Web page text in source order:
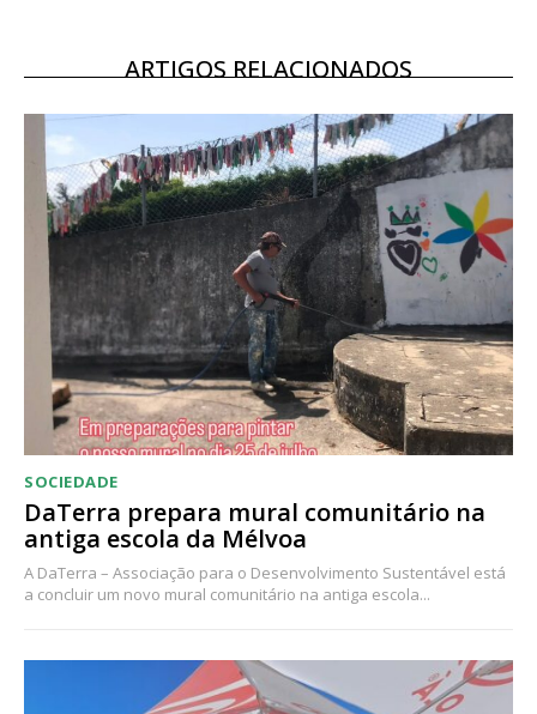
Escolha o plano
ARTIGOS RELACIONADOS
SOCIEDADE
DaTerra prepara mural comunitário na
antiga escola da Mélvoa
A DaTerra – Associação para o Desenvolvimento Sustentável está
a concluir um novo mural comunitário na antiga escola...